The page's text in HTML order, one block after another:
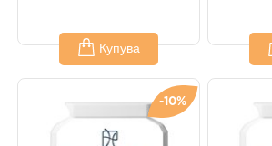
Купува
-10%